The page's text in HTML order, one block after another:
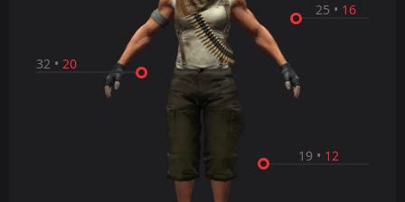
19 • 12
32 • 20
25 • 16